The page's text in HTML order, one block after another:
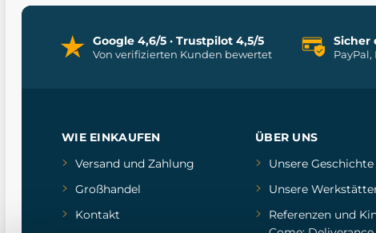
Google 4,6/5 · Trustpilot 4,5/5
Von verifizierten Kunden bewertet
Sicher
WIE EINKAUFEN
Versand und Zahlung
Großhandel
Kontakt
ÜBER UNS
Unsere Geschichte
Unsere
Referenzenund